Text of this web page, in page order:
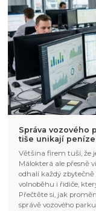
Správa vozového
tiše unikají peníze
Většina firem tuší, že
Málokterá ale přesně
odhalí každý
volnoběhu i řidiče,
Přečtěte si, jak
správě vozového parku.